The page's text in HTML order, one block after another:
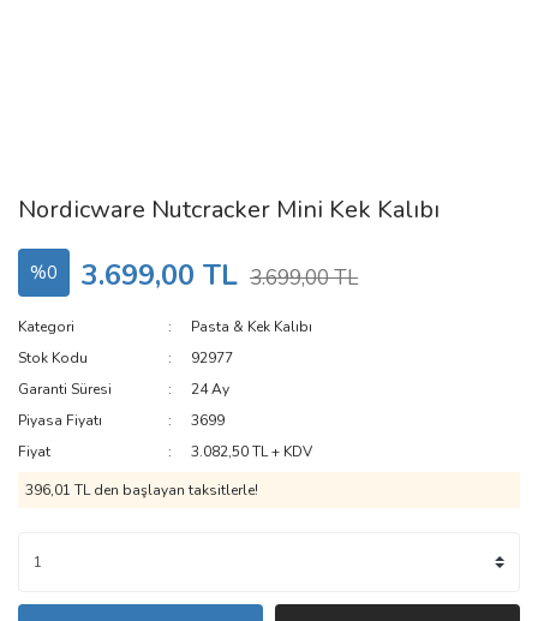
Nordicware Nutcracker Mini Kek Kalıbı
%0 3.699,00 TL 3.699,00 TL
Kategori
Pasta & Kek Kalıbı
Stok Kodu
92977
Garanti Süresi
24 Ay
Piyasa Fiyatı
3699
Fiyat
3.082,50 TL + KDV
396,01 TL den başlayan taksitlerle!